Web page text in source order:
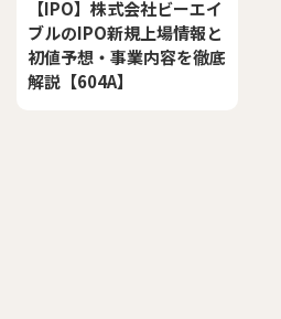
【IPO】株式会社ビーエイ
ブルのIPO新規上場情報と
初値予想・事業内容を徹底
解説【604A】